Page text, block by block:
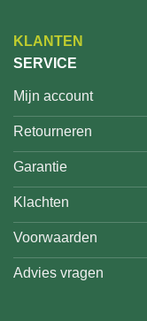
KLANTEN
SERVICE
Mijn account
Retourneren
Garantie
Klachten
Voorwaarden
Advies vragen